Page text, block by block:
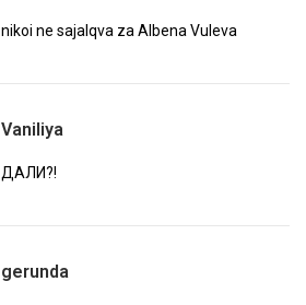
nikoi ne sajalqva za Albena Vuleva
Vaniliya
ДАЛИ?!
gerunda